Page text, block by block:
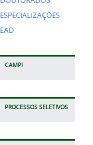
ESPECIALIZAÇÕES
EAD
CAMPI
PROCESSOS SELETIVOS